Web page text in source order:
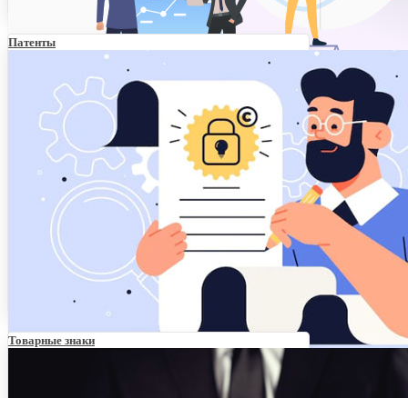
Чем торговая марка отличается от товарного знака
Патенты
Защитить и заработать: зачем бизнесу патент на
Товарные знаки